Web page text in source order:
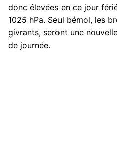
donc élevées en ce jour
1025 hPa. Seul bémol, les
givrants, seront une
de journée.